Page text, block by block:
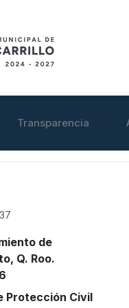
Transparencia
de
Q. Roo.
Protección Civil